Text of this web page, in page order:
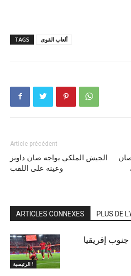
TAGS ألعاب القوى
Article précédent
الجيش الملكي يواجه صان داونز
وعينه على اللقب
ARTICLES CONNEXES PLUS DE
الرئيسية !
إفريقيا